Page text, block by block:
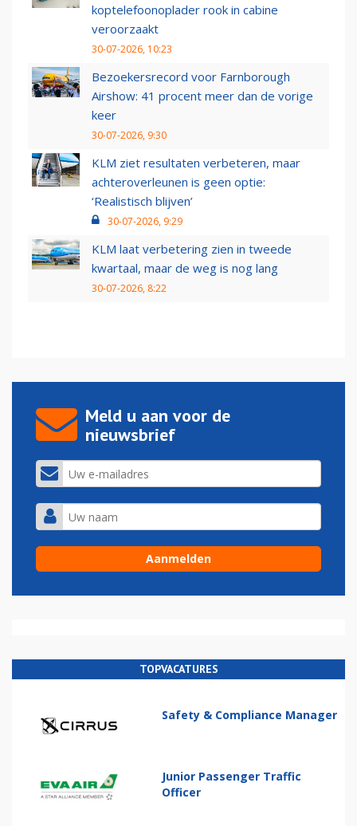
koptelefoonoplader rook in cabine
veroorzaakt
30-07-2026, 10:23
Bezoekersrecord voor Farnborough
Airshow: 41 procent meer dan de vorige
keer
30-07-2026, 9:30
KLM ziet resultaten verbeteren, maar
achteroverleunen is geen optie:
‘Realistisch blijven’
30-07-2026, 9:29
KLM laat verbetering zien in tweede
kwartaal, maar de weg is nog lang
30-07-2026, 8:22
Meld u aan voor de
nieuwsbrief
TOPVACATURES
Safety & Compliance Manager
Junior Passenger Traffic
Officer